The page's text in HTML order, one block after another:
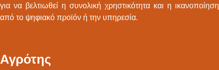
για να βελτιωθεί η συνολική χρηστικότητα και η ικανοποίηση
από το ψηφιακό προϊόν ή την υπηρεσία.
Αγρότης